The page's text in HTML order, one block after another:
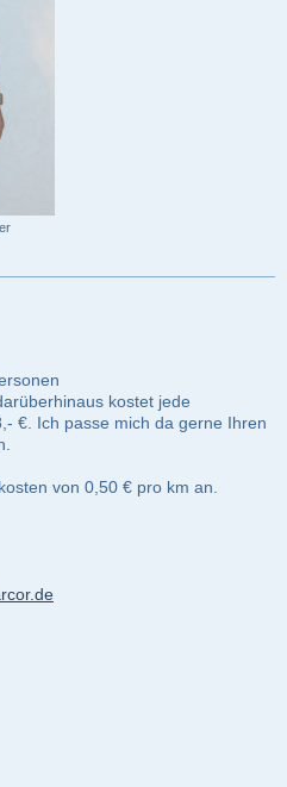
kostet jede
€. Ich passe mich da gerne Ihren
von 0,50 € pro km an.